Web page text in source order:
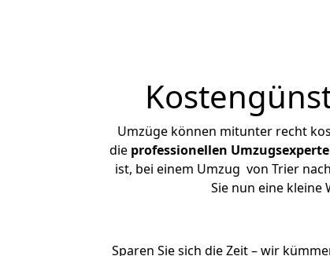
Umzüge können mitunter recht
die professionellen
ist, bei einem Umzug von Trier
Sie nun eine kleine
Sparen Sie sich die Zeit – wir